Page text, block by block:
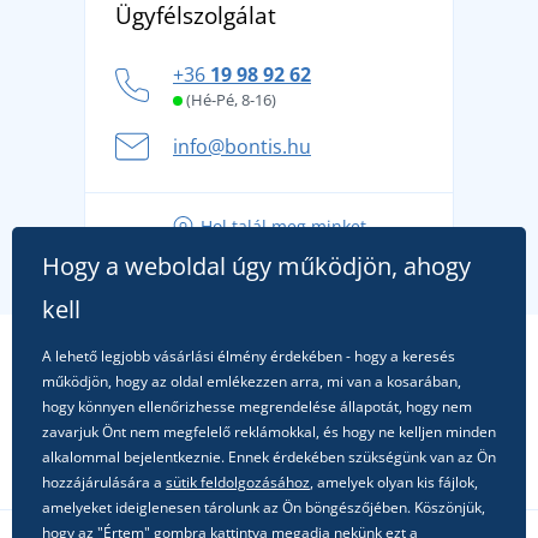
Általános adatvédelmi irányelvek
márkát, amelynek története 1976-ig nyúlik vissza
kényelmesen és biztonságosan
A nyári kaland a csomagolással kezdődik - készüljön
fel a gondtalan nyaralásra
alkalomra!
Ügyfélszolgálat
+36 19 98 92 62
(Hé-Pé, 8-16)
info@bontis.hu
Hol talál meg minket
Hogy a weboldal úgy működjön, ahogy
kell
A lehető legjobb vásárlási élmény érdekében - hogy a keresés
működjön, hogy az oldal emlékezzen arra, mi van a kosarában,
hogy könnyen ellenőrizhesse megrendelése állapotát, hogy nem
zavarjuk Önt nem megfelelő reklámokkal, és hogy ne kelljen minden
alkalommal bejelentkeznie. Ennek érdekében szükségünk van az Ön
hozzájárulására a sütik feldolgozásához, amelyek olyan kis fájlok,
amelyeket ideiglenesen tárolunk az Ön böngészőjében. Köszönjük,
hogy az "Értem" gombra kattintva megadja nekünk ezt a